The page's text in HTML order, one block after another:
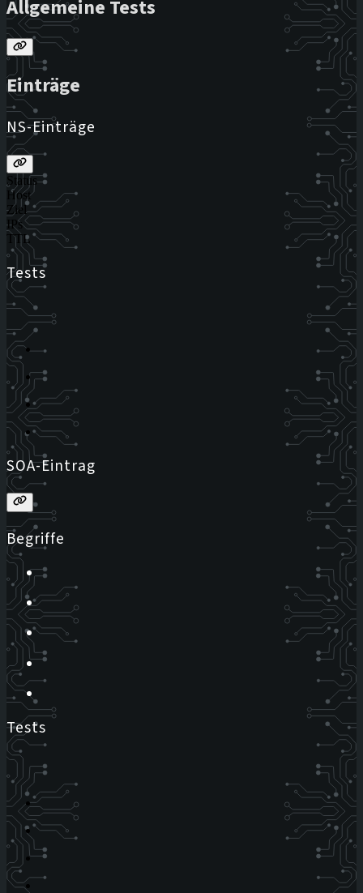
Allgemeine Tests
Einträge
NS-Einträge
Status
Host
Ziel
IPs
TTL
Tests
SOA-Eintrag
Begriffe
Tests